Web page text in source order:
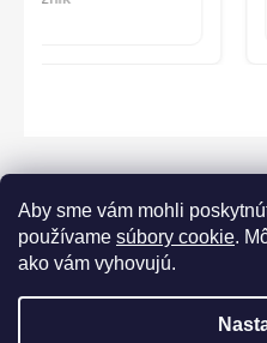
Aby sme vám mohli
používame súbory cookie.
ako vám vyhovujú.